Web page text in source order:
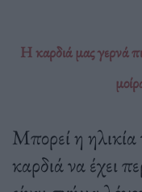
Η καρδιά μας γερνά
Μπορεί η
καρδιά να έχει